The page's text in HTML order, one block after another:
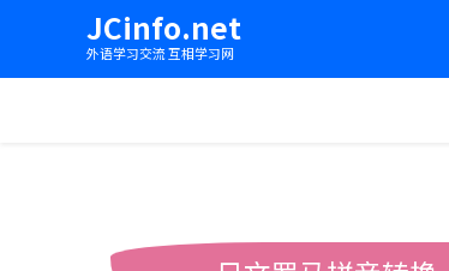
JCinfo.net
外语学习交流 互相学习网